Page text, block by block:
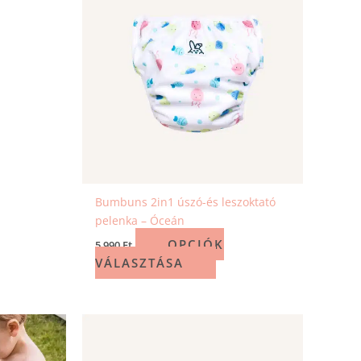
Bumbuns 2in1 úszó-és leszoktató
pelenka – Óceán
5 990Ft
OPCIÓK
VÁLASZTÁSA